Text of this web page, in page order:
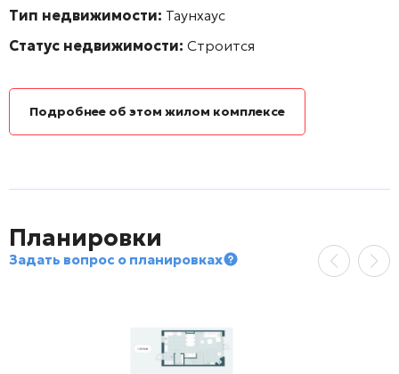
Тип недвижимости: Таунхаус
Статус недвижимости: Строится
Подробнее об этом жилом комплексе
Планировки
Задать вопрос о планировках